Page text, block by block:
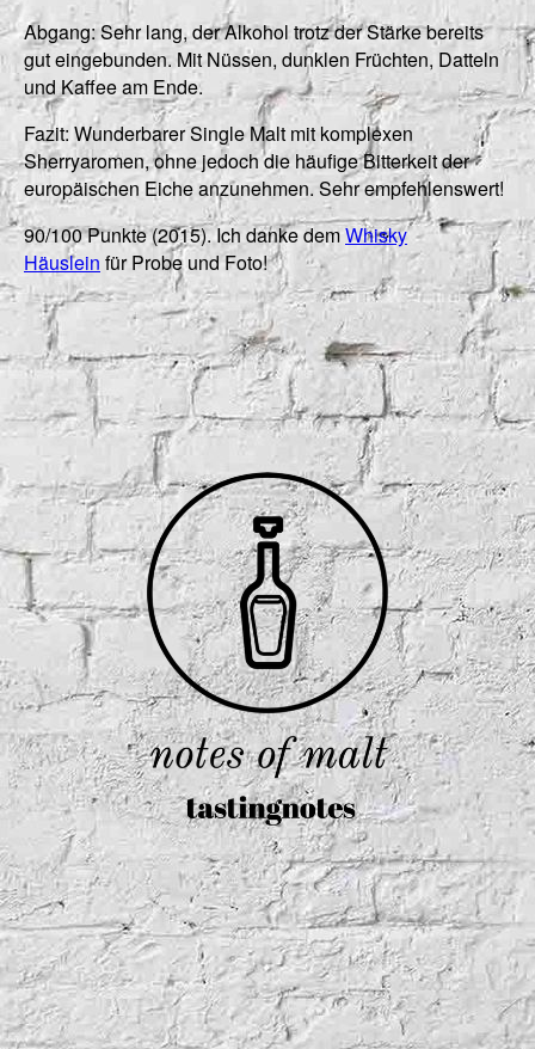
Abgang: Sehr lang, der Alkohol trotz der Stärke bereits
gut eingebunden. Mit Nüssen, dunklen Früchten, Datteln
und Kaffee am Ende.
Fazit: Wunderbarer Single Malt mit komplexen
Sherryaromen, ohne jedoch die häufige Bitterkeit der
europäischen Eiche anzunehmen. Sehr empfehlenswert!
90/100 Punkte (2015). Ich danke demWhisky
Häuslein für Probe und Foto!